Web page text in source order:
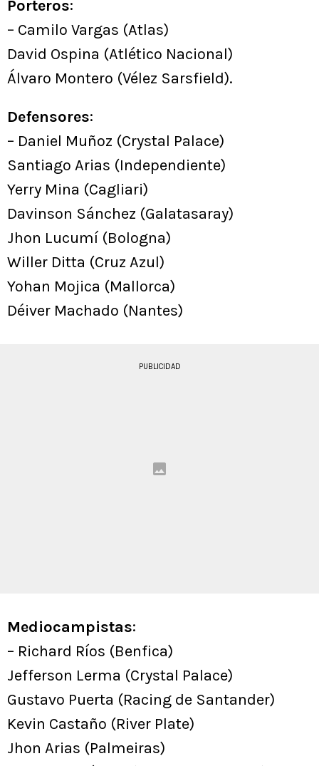
Porteros:
– Camilo Vargas (Atlas)
David Ospina (Atlético Nacional)
Álvaro Montero (Vélez Sarsfield).
Defensores:
– Daniel Muñoz (Crystal Palace)
Santiago Arias (Independiente)
Yerry Mina (Cagliari)
Davinson Sánchez (Galatasaray)
Jhon Lucumí (Bologna)
Willer Ditta (Cruz Azul)
Yohan Mojica (Mallorca)
Déiver Machado (Nantes)
PUBLICIDAD
Mediocampistas:
– Richard Ríos (Benfica)
Jefferson Lerma (Crystal Palace)
Gustavo Puerta (Racing de Santander)
Kevin Castaño (River Plate)
Jhon Arias (Palmeiras)